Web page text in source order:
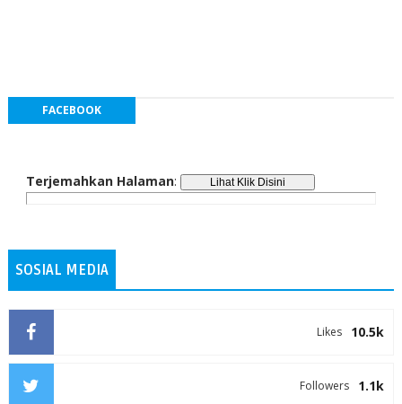
FACEBOOK
Terjemahkan Halaman:
SOSIAL MEDIA
10.5k
Likes
1.1k
Followers